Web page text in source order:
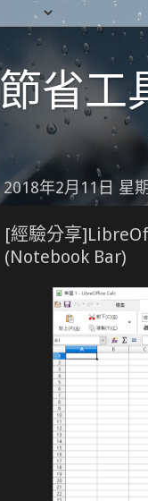
節省工
2018年2月11日 星
[經驗分享
(Notebook Bar)